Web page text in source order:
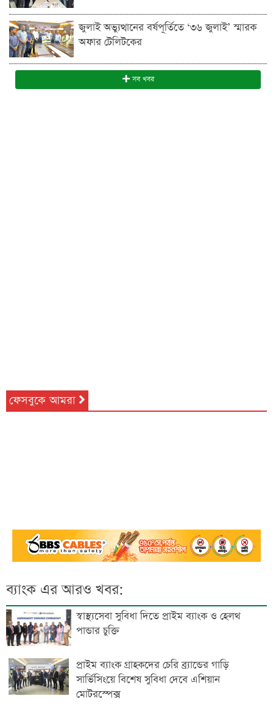
জুলাই অভ্যুত্থানের বর্ষপূর্তিতে ‘৩৬ জুলাই’ স্মারক
অফার টেলিটকের
সব খবর
ফেসবুকে আমরা
ব্যাংক এর আরও খবর:
স্বাস্থ্যসেবা সুবিধা দিতে প্রাইম ব্যাংক ও হেলথ
পান্ডার চুক্তি
প্রাইম ব্যাংক গ্রাহকদের চেরি ব্র্যান্ডের গাড়ি
সার্ভিসিংয়ে বিশেষ সুবিধা দেবে এশিয়ান
মোটরস্পেক্স